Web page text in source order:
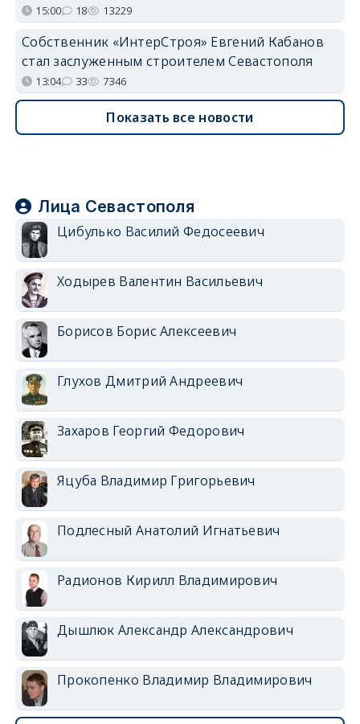
15:00 18 13229
Собственник «ИнтерСтроя» Евгений Кабанов
стал заслуженным строителем Севастополя
13:04 33 7346
Показать все новости
Лица Севастополя
Цибулько Василий Федосеевич
Ходырев Валентин Васильевич
Борисов Борис Алексеевич
Глухов Дмитрий Андреевич
Захаров Георгий Федорович
Яцуба Владимир Григорьевич
Подлесный Анатолий Игнатьевич
Радионов Кирилл Владимирович
Дышлюк Александр Александрович
Прокопенко Владимир Владимирович